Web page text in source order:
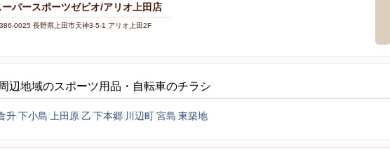
ーパースポーツゼビオ/アリオ上田店
0025 長野県上田市天神3-5-1 アリオ上田2F
辺地域のスポーツ用品・自転車のチラシ
升下小島 上田原乙 下本郷 川辺町宮島 東築地